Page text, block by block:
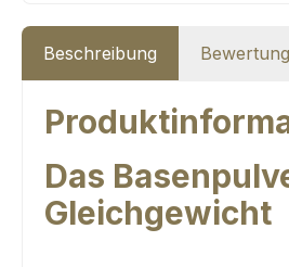
Beschreibung
Das
Gleichgewicht